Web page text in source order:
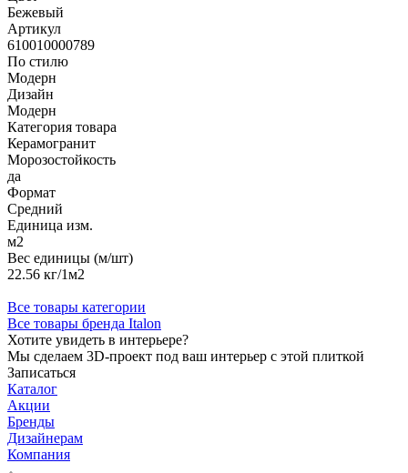
Бежевый
Артикул
610010000789
По стилю
Модерн
Дизайн
Модерн
Категория товара
Керамогранит
Морозостойкость
да
Формат
Средний
Единица изм.
м2
Вес единицы (м/шт)
22.56 кг/1м2
Все товары категории
Все товары бренда Italon
Хотите увидеть в интерьере?
Мы сделаем 3D-проект под ваш интерьер с этой плиткой
Записаться
Каталог
Акции
Бренды
Дизайнерам
Компания